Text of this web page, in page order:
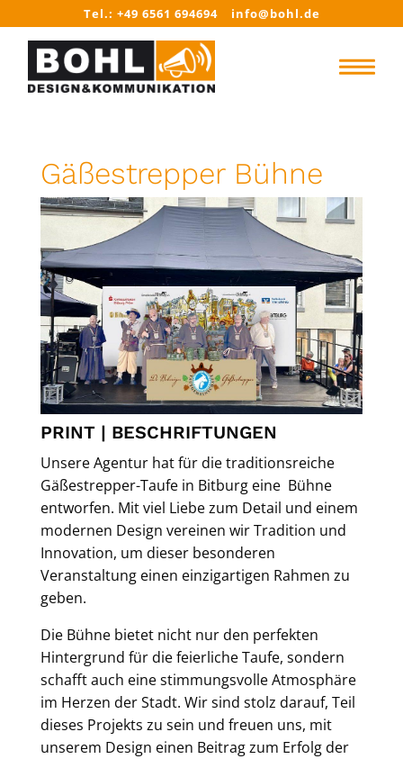
Tel.: +49 6561 694694 info@bohl.de
Gäßestrepper Bühne
PRINT | BESCHRIFTUNGEN
Unsere Agentur hat für die traditionsreiche
Gäßestrepper-Taufe in Bitburg eine Bühne
entworfen. Mit viel Liebe zum Detail und einem
modernen Design vereinen wir Tradition und
Innovation, um dieser besonderen
Veranstaltung einen einzigartigen Rahmen zu
geben.
Die Bühne bietet nicht nur den perfekten
Hintergrund für die feierliche Taufe, sondern
schafft auch eine stimmungsvolle Atmosphäre
im Herzen der Stadt. Wir sind stolz darauf, Teil
dieses Projekts zu sein und freuen uns, mit
unserem Design einen Beitrag zum Erfolg der